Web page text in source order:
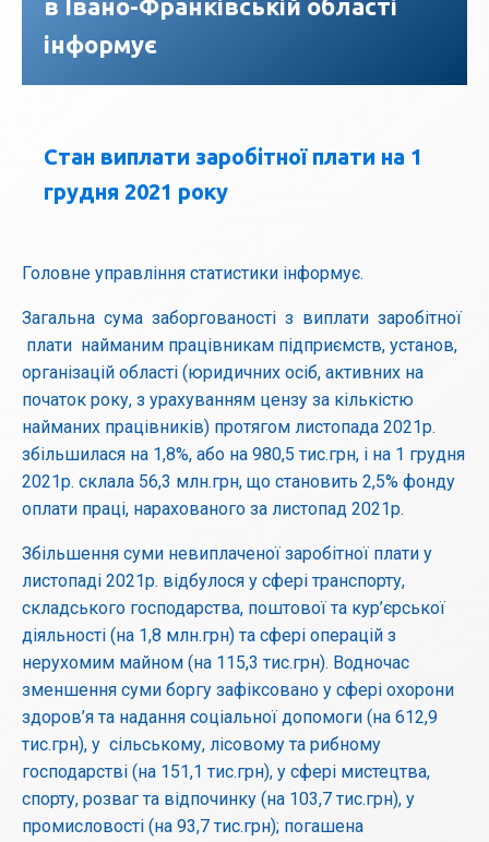
в Івано-Франківській області
інформує
Стан виплати заробітної плати на 1
грудня 2021 року
Головне управління статистики інформує.
Загальна сума заборгованості з виплати заробітної
плати найманим працівникам підприємств, установ,
організацій області (юридичних осіб, активних на
початок року, з урахуванням цензу за кількістю
найманих працівників) протягом листопада 2021р.
збільшилася на 1,8%, або на 980,5 тис.грн, і на 1 грудня
2021р. склала 56,3 млн.грн, що становить 2,5% фонду
оплати праці, нарахованого за листопад 2021р.
Збільшення суми невиплаченої заробітної плати у
листопаді 2021р. відбулося у сфері транспорту,
складського господарства, поштової та кур’єрської
діяльності (на 1,8 млн.грн) та сфері операцій з
нерухомим майном (на 115,3 тис.грн). Водночас
зменшення суми боргу зафіксовано у сфері охорони
здоров’я та надання соціальної допомоги (на 612,9
тис.грн), у сільському, лісовому та рибному
господарстві (на 151,1 тис.грн), у сфері мистецтва,
спорту, розваг та відпочинку (на 103,7 тис.грн), у
промисловості (на 93,7 тис.грн); погашена